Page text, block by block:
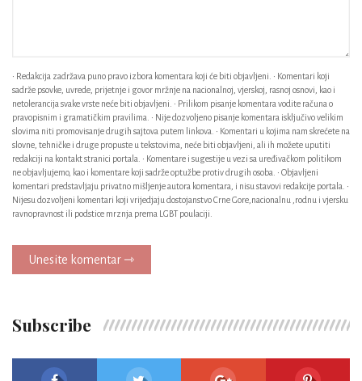
• Redakcija zadržava puno pravo izbora komentara koji će biti objavljeni. • Komentari koji
sadrže psovke, uvrede, prijetnje i govor mržnje na nacionalnoj, vjerskoj, rasnoj osnovi, kao i
netolerancija svake vrste neće biti objavljeni. • Prilikom pisanje komentara vodite računa o
pravopisnim i gramatičkim pravilima. • Nije dozvoljeno pisanje komentara isključivo velikim
slovima niti promovisanje drugih sajtova putem linkova. • Komentari u kojima nam skrećete na
slovne, tehničke i druge propuste u tekstovima, neće biti objavljeni, ali ih možete uputiti
redakciji na kontakt stranici portala. • Komentare i sugestije u vezi sa uređivačkom politikom
ne objavljujemo, kao i komentare koji sadrže optužbe protiv drugih osoba. • Objavljeni
komentari predstavljaju privatno mišljenje autora komentara, i nisu stavovi redakcije portala. •
Nijesu dozvoljeni komentari koji vrijedjaju dostojanstvo Crne Gore,nacionalnu ,rodnu i vjersku
ravnopravnost ili podstice mrznja prema LGBT poulaciji.
Unesite komentar ⇾
Subscribe